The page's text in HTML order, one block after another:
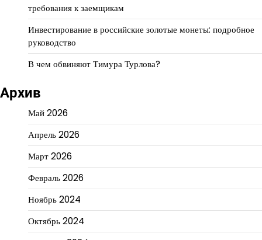
требования к заемщикам
Инвестирование в российские золотые монеты: подробное
руководство
В чем обвиняют Тимура Турлова?
Архив
Май 2026
Апрель 2026
Март 2026
Февраль 2026
Ноябрь 2024
Октябрь 2024